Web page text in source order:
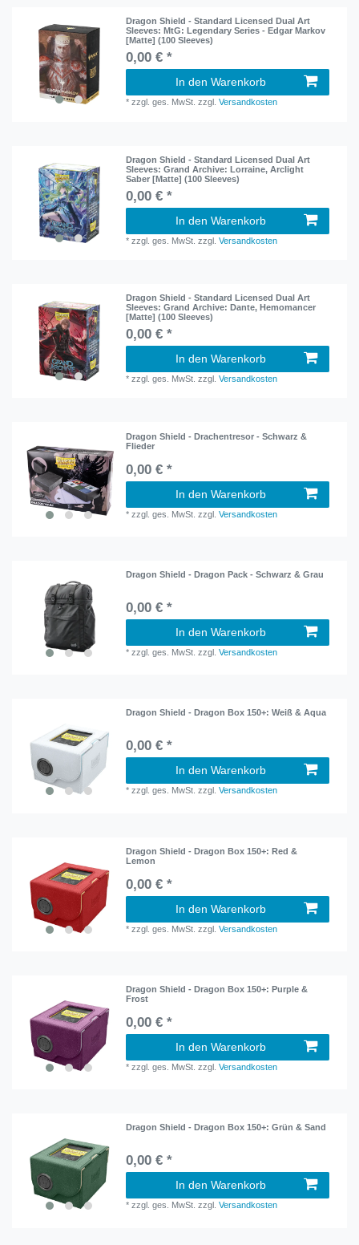
Dragon Shield - Standard Licensed Dual Art
Sleeves: MtG: Legendary Series - Edgar Markov
[Matte] (100 Sleeves)
0,00 € *
In den Warenkorb
*zzgl. ges. MwSt. zzgl.Versandkosten
Dragon Shield - Standard Licensed Dual Art
Sleeves: Grand Archive: Lorraine, Arclight
Saber [Matte] (100 Sleeves)
0,00 € *
In den Warenkorb
*zzgl. ges. MwSt. zzgl.Versandkosten
Dragon Shield - Standard Licensed Dual Art
Sleeves: Grand Archive: Dante, Hemomancer
[Matte] (100 Sleeves)
0,00 € *
In den Warenkorb
*zzgl. ges. MwSt. zzgl.Versandkosten
Dragon Shield - Drachentresor - Schwarz &
Flieder
0,00 € *
In den Warenkorb
*zzgl. ges. MwSt. zzgl.Versandkosten
Dragon Shield - Dragon Pack - Schwarz & Grau
0,00 € *
In den Warenkorb
*zzgl. ges. MwSt. zzgl.Versandkosten
Dragon Shield - Dragon Box 150+: Weiß & Aqua
0,00 € *
In den Warenkorb
*zzgl. ges. MwSt. zzgl.Versandkosten
Dragon Shield - Dragon Box 150+: Red &
Lemon
0,00 € *
In den Warenkorb
*zzgl. ges. MwSt. zzgl.Versandkosten
Dragon Shield - Dragon Box 150+: Purple &
Frost
0,00 € *
In den Warenkorb
*zzgl. ges. MwSt. zzgl.Versandkosten
Dragon Shield - Dragon Box 150+: Grün & Sand
0,00 € *
In den Warenkorb
*zzgl. ges. MwSt. zzgl.Versandkosten